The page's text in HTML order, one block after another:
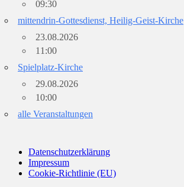
09:30
mittendrin-Gottesdienst, Heilig-Geist-Kirche
23.08.2026
11:00
Spielplatz-Kirche
29.08.2026
10:00
alle Veranstaltungen
Datenschutzerklärung
Impressum
Cookie-Richtlinie (EU)